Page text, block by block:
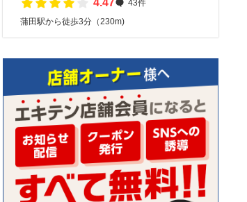
4.47
43件
蒲田駅から徒歩3分（230m)